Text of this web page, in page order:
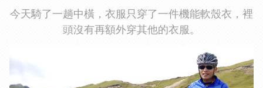
今天騎了一趟中橫，衣服只穿了一件機能軟殼衣，裡
頭沒有再額外穿其他的衣服。